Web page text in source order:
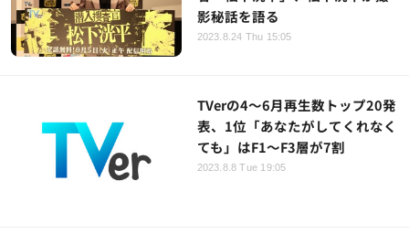
影秘話を語る
2023.8.24 Thu 15:05
TVerの4～6月再生数トップ20発
表、1位「あなたがしてくれなく
ても」はF1～F3層が7割
2023.8.8 Tue 19:05